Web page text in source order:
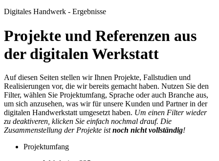
Digitales Handwerk - Ergebnisse
Projekte und Referenzen aus
der digitalen Werkstatt
Auf diesen Seiten stellen wir Ihnen Projekte, Fallstudien und
Realisierungen vor, die wir bereits gemacht haben. Nutzen Sie den
Filter, wählen Sie Projektumfang, Sprache oder auch Branche aus,
um sich anzusehen, was wir für unsere Kunden und Partner in der
digitalen Handwerkstatt umgesetzt haben. Um einen Filter wieder
zu deaktiveren, klicken Sie einfach nochmal drauf. Die
Zusammenstellung der Projekte istnoch nicht vollständig!
Projektumfang